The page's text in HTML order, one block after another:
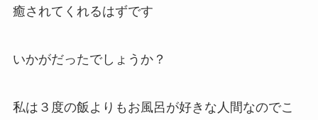
癒されてくれるはずです
いかがだったでしょうか？
私は３度の飯よりもお風呂が好きな人間なのでこ